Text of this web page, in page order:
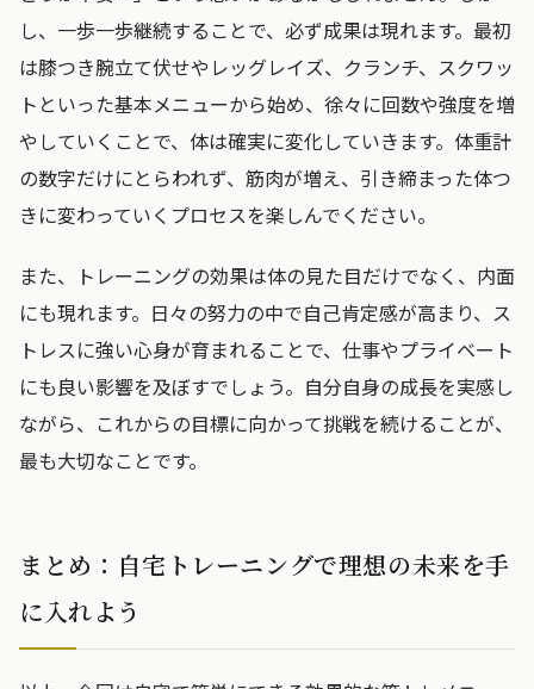
し、一歩一歩継続することで、必ず成果は現れます。最初
は膝つき腕立て伏せやレッグレイズ、クランチ、スクワッ
トといった基本メニューから始め、徐々に回数や強度を増
やしていくことで、体は確実に変化していきます。体重計
の数字だけにとらわれず、筋肉が増え、引き締まった体つ
きに変わっていくプロセスを楽しんでください。
また、トレーニングの効果は体の見た目だけでなく、内面
にも現れます。日々の努力の中で自己肯定感が高まり、ス
トレスに強い心身が育まれることで、仕事やプライベート
にも良い影響を及ぼすでしょう。自分自身の成長を実感し
ながら、これからの目標に向かって挑戦を続けることが、
最も大切なことです。
まとめ：自宅トレーニングで理想の未来を手
に入れよう